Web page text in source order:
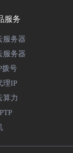
服务
服务器
服务器
拨号
理IP
算力